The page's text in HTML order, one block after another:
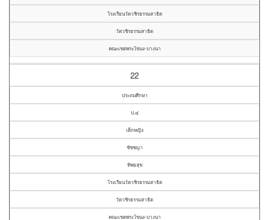
โรงเรียนวัดวชิรธรรมสาธิต
วัดวชิรธรรมสาธิต
คณะเขตพระโขนง-บางนา
22
ประถมศึกษา
ป.๔
เด็กหญิง
ชัชชญา
ทิพยสุข
โรงเรียนวัดวชิรธรรมสาธิต
วัดวชิรธรรมสาธิต
คณะเขตพระโขนง-บางนา